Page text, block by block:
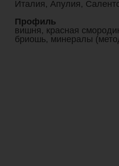
Италия, Апулия,
Профиль
вишня, красная
бриошь, минералы